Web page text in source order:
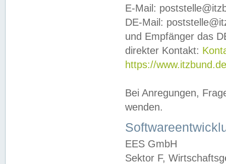
E-Mail:
DE-Mail:
und Empfänger das
direkter Kontakt:
https://
Bei Anregungen,
wenden.
EES GmbH
Sektor F,